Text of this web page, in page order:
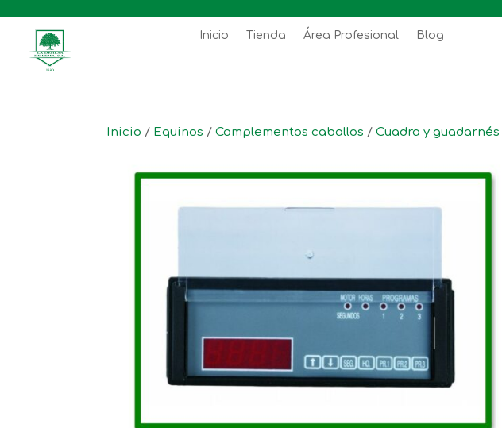
Inicio Tienda Área Profesional Blog
Inicio / Equinos /Complementos caballos /Cuadra y guadarnés